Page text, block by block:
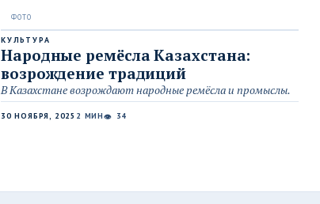
КУЛЬТУРА
Народные ремёсла Казахстана:
возрождение традиций
В Казахстане возрождают народные ремёсла и промыслы.
30 НОЯБРЯ, 2025 2 МИН👁 34